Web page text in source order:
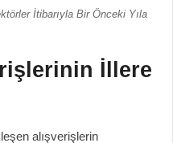
İtibarıyla Bir Önceki Yıla
İllere
alışverişlerin